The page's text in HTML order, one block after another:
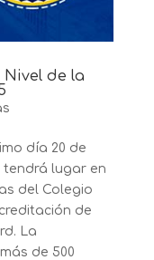
Nivel de la
día 20 de
tendrá lugar en
del Colegio
de
La
de 500